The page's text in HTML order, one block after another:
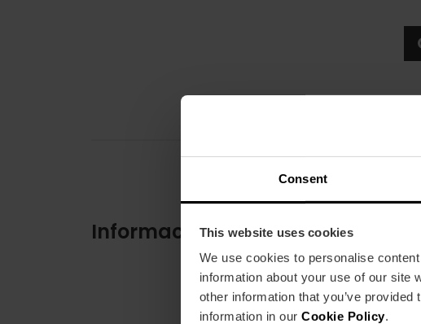
Consent
This website uses cookies
We use cookies to personalise
information about your use of our site
other information that you’ve
information in our Cookie Policy.
Información práctica